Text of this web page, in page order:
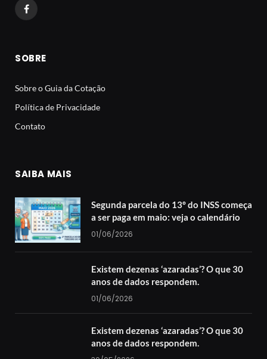
Facebook
SOBRE
Sobre o Guia da Cotação
Política de Privacidade
Contato
SAIBA MAIS
Segunda parcela do 13º do INSS começa
a ser paga em maio: veja o calendário
01/06/2026
Existem dezenas ‘azaradas’? O que 30
anos de dados respondem.
01/06/2026
Existem dezenas ‘azaradas’? O que 30
anos de dados respondem.